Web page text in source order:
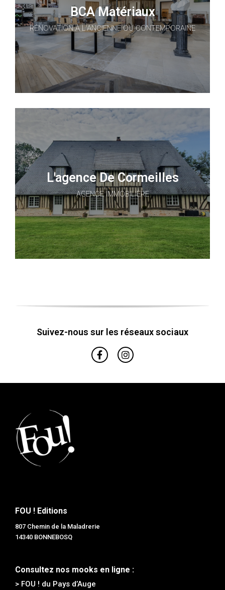
BCA Matériaux
RÉNOVATION À L'ANCIENNE OU CONTEMPORAINE
L'agence De Cormeilles
AGENCE IMMOBILIÈRE
Suivez-nous sur les réseaux sociaux
FOU ! Editions
807 Chemin de la Maladrerie
14340 BONNEBOSQ
Consultez nos mooks en ligne :
> FOU ! du Pays d’Auge